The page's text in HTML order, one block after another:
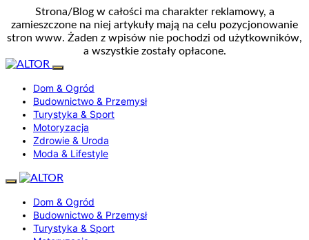
Strona/Blog w całości ma charakter reklamowy, a
zamieszczone na niej artykuły mają na celu pozycjonowanie
stron www. Żaden z wpisów nie pochodzi od użytkowników,
a wszystkie zostały opłacone.
Dom & Ogród
Budownictwo & Przemysł
Turystyka & Sport
Motoryzacja
Zdrowie & Uroda
Moda & Lifestyle
Dom & Ogród
Budownictwo & Przemysł
Turystyka & Sport